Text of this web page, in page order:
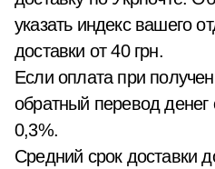
указать индекс вашего
доставки от 40 грн.
Если оплата при
обратный перевод денег
0,3%.
Средний срок доставки